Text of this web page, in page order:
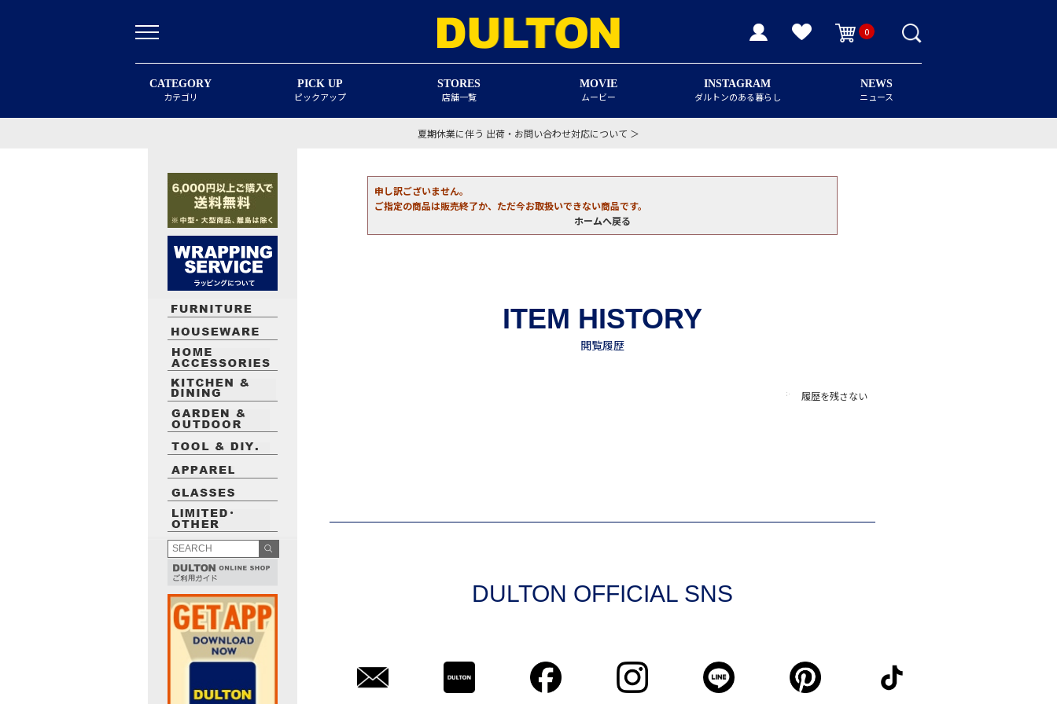
0
CATEGORY
カテゴリ
PICK UP
ピックアップ
STORES
店舗一覧
MOVIE
ムービー
INSTAGRAM
ダルトンのある暮らし
NEWS
ニュース
夏期休業に伴う 出荷・お問い合わせ対応について ＞
申し訳ございません。
ご指定の商品は販売終了か、ただ今お取扱いできない商品です。
ホームへ戻る
履歴を残さない
DULTON OFFICIAL SNS